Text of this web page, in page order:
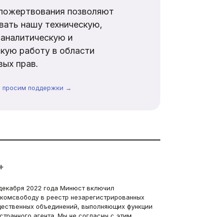
позволяют
нашу техническую,
и
работу в области
прав.
просим поддержки →
2022 года Минюст включил
в реестр незарегистрированных
объединений, выполняющих функции
агента. Мы не согласны с этим